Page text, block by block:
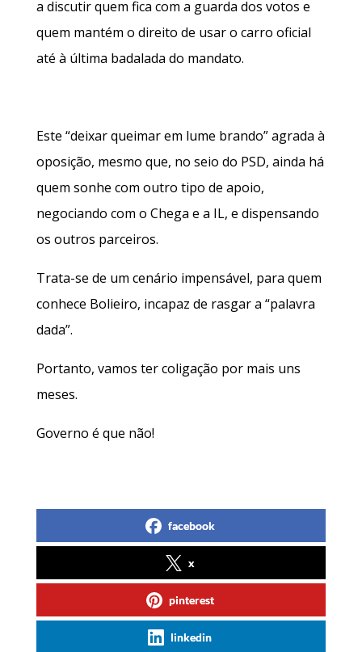
a discutir quem fica com a guarda dos votos e
quem mantém o direito de usar o carro oficial
até à última badalada do mandato.
Este “deixar queimar em lume brando” agrada à
oposição, mesmo que, no seio do PSD, ainda há
quem sonhe com outro tipo de apoio,
negociando com o Chega e a IL, e dispensando
os outros parceiros.
Trata-se de um cenário impensável, para quem
conhece Bolieiro, incapaz de rasgar a “palavra
dada”.
Portanto, vamos ter coligação por mais uns
meses.
Governo é que não!
facebook
x
pinterest
linkedin